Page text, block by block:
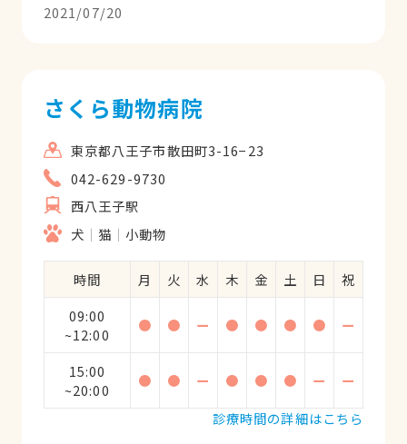
2021/07/20
さくら動物病院
東京都八王子市散田町3-16−23
042-629-9730
西八王子駅
犬
猫 小動物
時間 月 火 水 木 金 土 日
祝
09:00
~12:00
● ● ー ● ● ● ● ー
15:00
~20:00
● ● ー ● ● ● ー
ー
診療時間の詳細はこちら